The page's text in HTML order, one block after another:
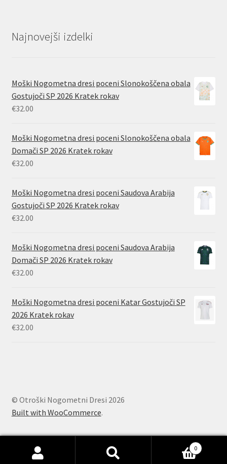
Najnovejši izdelki
Moški Nogometna dresi poceni Slonokoščena obala
Gostujoči SP 2026 Kratek rokav
€32.00
Moški Nogometna dresi poceni Slonokoščena obala
Domači SP 2026 Kratek rokav
€32.00
Moški Nogometna dresi poceni Saudova Arabija
Gostujoči SP 2026 Kratek rokav
€32.00
Moški Nogometna dresi poceni Saudova Arabija
Domači SP 2026 Kratek rokav
€32.00
Moški Nogometna dresi poceni Katar Gostujoči SP
2026 Kratek rokav
€32.00
© Otroški Nogometni Dresi 2026
Built with WooCommerce.
0